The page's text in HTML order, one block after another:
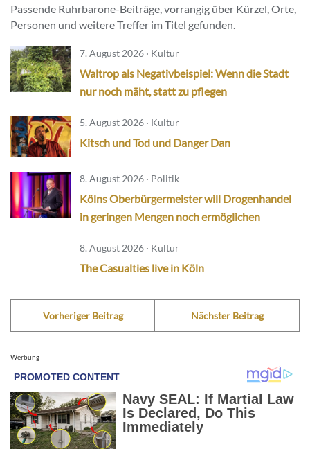
Passende Ruhrbarone-Beiträge, vorrangig über Kürzel, Orte,
Personen und weitere Treffer im Titel gefunden.
7. August 2026 · Kultur
Waltrop als Negativbeispiel: Wenn die Stadt
nur noch mäht, statt zu pflegen
5. August 2026 · Kultur
Kitsch und Tod und Danger Dan
8. August 2026 · Politik
Kölns Oberbürgermeister will Drogenhandel
in geringen Mengen noch ermöglichen
8. August 2026 · Kultur
The Casualties live in Köln
Vorheriger Beitrag Nächster Beitrag
Werbung